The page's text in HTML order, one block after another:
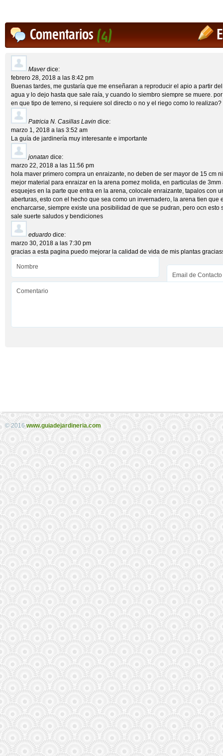
Comentarios(4)
Maver dice:
febrero 28, 2018 a las 8:42 pm
Buenas tardes, me gustaría que me enseñaran a reproducir el apio a partir
agua y lo dejo hasta que sale raía, y cuando lo siembro siempre se muere.
en que tipo de terreno, si requiere sol directo o no y el riego como lo realizao?
Patricia N. Casillas Lavin dice:
marzo 1, 2018 a las 3:52 am
La guía de jardinería muy interesante e importante
jonatan dice:
marzo 22, 2018 a las 11:56 pm
hola maver primero compra un enraizante, no deben de ser mayor de 15 cm
mejor material para enraizar en la arena pomez molida, en particulas de
esquejes en la parte que entra en la arena, colocale enraizante, tapalos con
aberturas, esto con el hecho que sea como un invernadero, la arena tien que
encharcarse, siempre existe una posibilidad de que se pudran, pero ocn esto
sale suerte saludos y bendiciones
eduardo dice:
marzo 30, 2018 a las 7:30 pm
gracias a esta pagina puedo mejorar la calidad de vida de mis plantas
© 2016www.guiadejardineria.com